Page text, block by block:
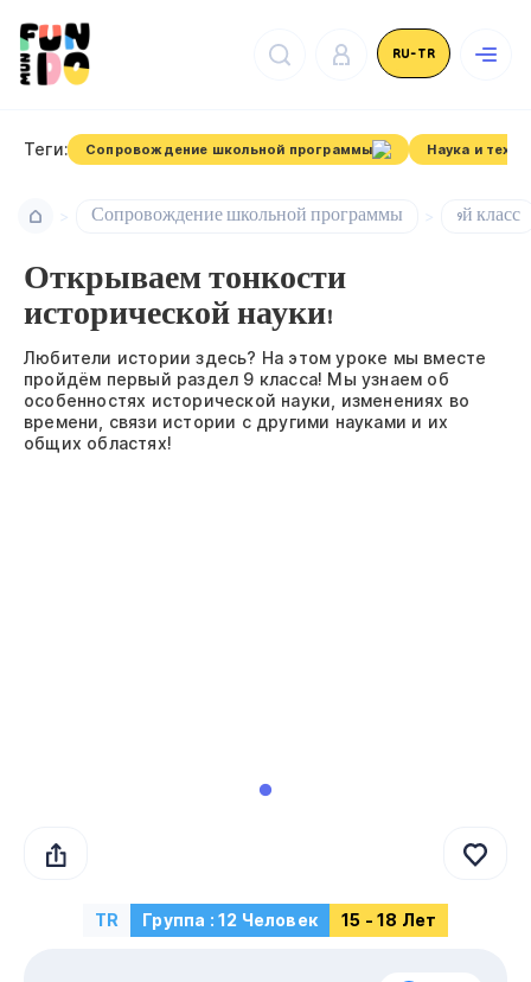
RU-TR
Теги: Сопровождение школьной программы Наука и
Сопровождение школьной программы 9й класс
Открываем тонкости
исторической науки!
Любители истории здесь? На этом уроке мы вместе
пройдём первый раздел 9 класса! Мы узнаем об
особенностях исторической науки, изменениях во
времени, связи истории с другими науками и их
общих областях!
TR Группа : 12 Человек 15 - 18 Лет